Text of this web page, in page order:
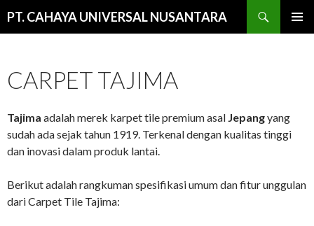
PT. CAHAYA UNIVERSAL NUSANTARA
CARPET TAJIMA
Tajima adalah merek karpet tile premium asal Jepangyang
sudah ada sejak tahun 1919. Terkenal dengan kualitas tinggi
dan inovasi dalam produk lantai.
Berikut adalah rangkuman spesifikasi umum dan fitur unggulan
dari Carpet Tile Tajima: